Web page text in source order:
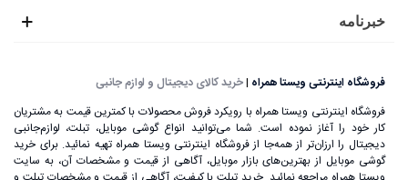
دقیقه استفاده نیاز بود تا دوباره برای شارژ کامل، آن را به منبع
خبرنامه
فروشگاه اینترنتی ویستا همراه |خرید کالای دیجیتال و لوازم جانبی
فروشگاه اینترنتی ویستا همراه با رویکرد فروش محصولات با کمترین قیمت به مشتریان
کار خود را آغاز نموده است. شما می‌توانید انواع گوشی موبایل، تبلت، لوازم‌جانبی
دیجیتال را ارزان‌تر از همه‌جا از فروشگاه اینترنتی ویستا همراه تهیه نمائید. برای خرید
گوشی موبایل از بهترین‌های بازار موبایل، آگاهی از قیمت و مشخصات آن، به ‌سایت